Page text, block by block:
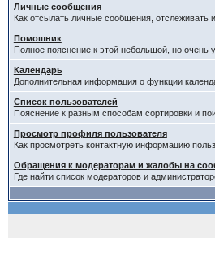
Личные сообщения
Как отсылать личные сообщения, отслеживать
Помошник
Полное пояснение к этой небольшой, но очень
Календарь
Дополнительная информация о функции
Список пользователей
Пояснение к разным способам сортировки и
Просмотр профиля пользователя
Как просмотреть контактную информацию
Обращения к модераторам и жалобы на
Где найти список модераторов и